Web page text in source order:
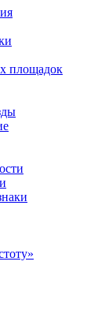
площадок